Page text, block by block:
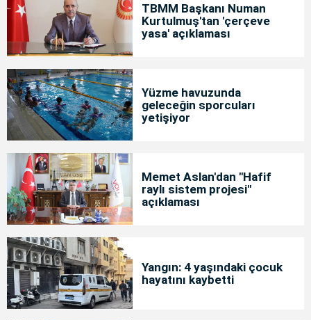
TBMM Başkanı Numan
Kurtulmuş'tan 'çerçeve
yasa' açıklaması
Yüzme havuzunda
geleceğin sporcuları
yetişiyor
Memet Aslan'dan "Hafif
raylı sistem projesi"
açıklaması
Yangın: 4 yaşındaki çocuk
hayatını kaybetti